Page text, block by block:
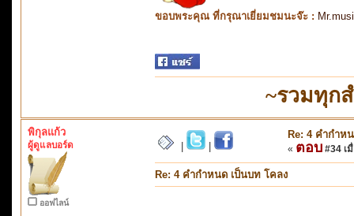
ขอบพระคุณ ที่กรุณาเยี่ยมชมนะจ๊ะ :
~รวมทุก
พิกุลแก้ว
ผู้ดูแลบอร์ด
ออฟไลน์
Re: 4 คำกำห
« ตอบ #34 เ
Re: 4 คำกำหนด เป็นบท โคลง